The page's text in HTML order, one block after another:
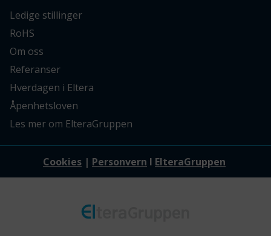
Ledige stillinger
RoHS
Om oss
Referanser
Hverdagen i Eltera
Åpenhetsloven
Les mer om ElteraGruppen
Cookies | Personvern I ElteraGruppen